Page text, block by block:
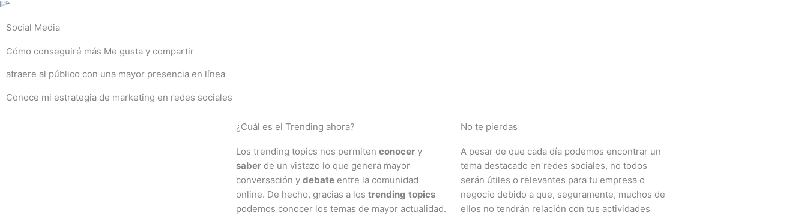
Ir
Social Media
Cómo conseguiré más Me gusta y compartir
atraere al público con una mayor presencia en línea
Conoce mi estrategia de marketing en redes sociales
¿Cuál es el Trending ahora?
Los trending topics nos permitenconocer y
saber de un vistazo lo que genera mayor
conversación ydebate entre la comunidad
online. De hecho, gracias a lostrending topics
podemos conocer los temas de mayor actualidad.
No te pierdas
A pesar de que cada día podemos encontrar un
tema destacado en redes sociales, no todos
serán útiles o relevantes para tu empresa o
negocio debido a que, seguramente, muchos de
ellos no tendrán relación con tus actividades